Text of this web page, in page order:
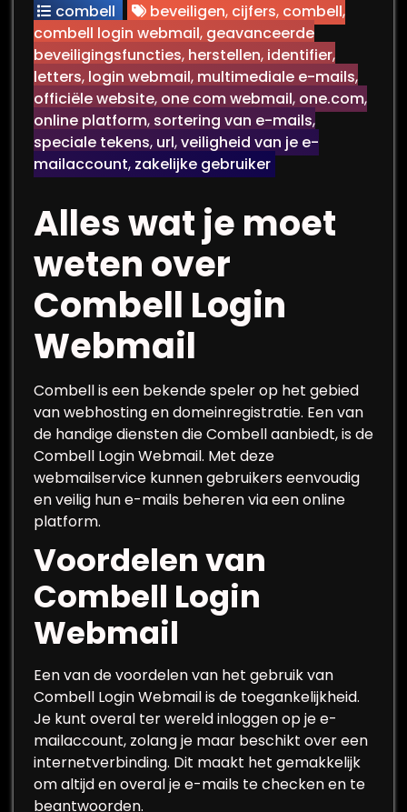
combell beveiligen, cijfers, combell,
combell login webmail, geavanceerde
beveiligingsfuncties, herstellen, identifier,
letters, login webmail, multimediale e-mails,
officiële website, one com webmail, one.com,
online platform, sortering van e-mails,
speciale tekens, url,veiligheid van je e-
mailaccount, zakelijke gebruiker
Alles wat je moet
weten over
Combell Login
Webmail
Combell is een bekende speler op het gebied
van webhosting en domeinregistratie. Een van
de handige diensten die Combell aanbiedt, is de
Combell Login Webmail. Met deze
webmailservice kunnen gebruikers eenvoudig
en veilig hun e-mails beheren via een online
platform.
Voordelen van
Combell Login
Webmail
Een van de voordelen van het gebruik van
Combell Login Webmail is de toegankelijkheid.
Je kunt overal ter wereld inloggen op je e-
mailaccount, zolang je maar beschikt over een
internetverbinding. Dit maakt het gemakkelijk
om altijd en overal je e-mails te checken en te
beantwoorden.